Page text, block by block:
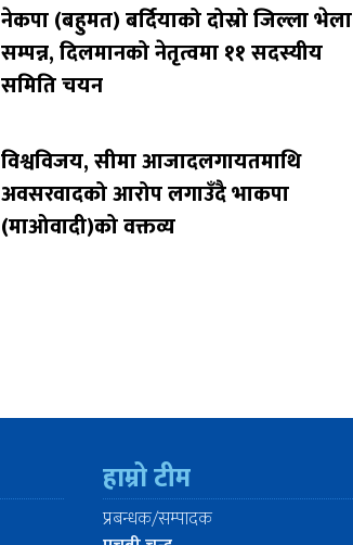
नेकपा (बहुमत) बर्दियाको दोस्रो जिल्ला भेला
सम्पन्न, दिलमानको नेतृत्वमा ११ सदस्यीय
समिति चयन
विश्वविजय, सीमा आजादलगायतमाथि
अवसरवादको आरोप लगाउँदै भाकपा
(माओवादी)को वक्तव्य
हाम्रो टीम
प्रबन्धक/सम्पादक